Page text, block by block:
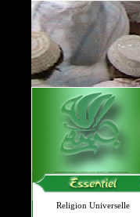
Religion Universelle